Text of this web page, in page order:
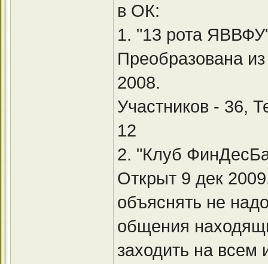
в ОК:
1. "13 рота
Преобразована
2008.
Участников - 36,
12
2. "Клуб
Открыт 9 дек
объяснять не
общения
заходить на